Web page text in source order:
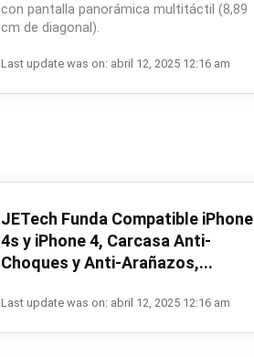
con pantalla panorámica multitáctil (8,89
cm de diagonal).
Last update was on: abril 12, 2025 12:16 am
JETech Funda Compatible iPhone
4s y iPhone 4, Carcasa Anti-
Choques y Anti-Arañazos,...
Last update was on: abril 12, 2025 12:16 am